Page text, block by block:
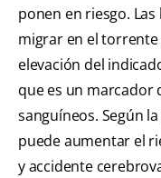
ponen en riesgo.
migrar en el
elevación del
que es un marcador
sanguíneos. Según la
puede aumentar el
y accidente